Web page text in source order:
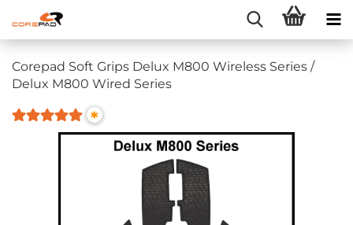
Corepad Soft Grips Delux M800 Wireless Series /
Delux M800 Wired Series
*